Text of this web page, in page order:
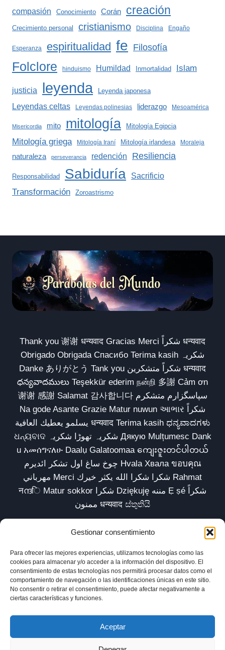
Gestionar consentimiento
Para ofrecer las mejores experiencias, utilizamos tecnologías como las
cookies para almacenar y/o acceder a la información del dispositivo. El
consentimiento de estas tecnologías nos permitirá procesar datos como el
comportamiento de navegación o las identificaciones únicas en este sitio.
No consentir o retirar el consentimiento, puede afectar negativamente a
ciertas características y funciones.
Aceptar
compasión Conocimiento Corán creación
Crecimiento personal cristianismo Disciplina Engaño
Esperanza espiritualidad fe Filosofía
Folclore hinduismo Humildad Inmortalidad Islam
justicia leyenda Leyenda japonesa
Leyendas celtas Leyendas polinesias liderazgo Mesoamérica
Misericordia mito mitología Mitología Egipcia
Mitología griega Mitología Iraní Mitología irlandesa Moraleja
naturaleza perseverancia redención Resiliencia
Responsabilidad Sabiduría Sacrificio
Transformación Zoroastrismo
Thank you 谢谢 धन्यवाद Gracias Merci شكراً धन्यवाद
Obrigado Obrigada Спасибо Terima kasih شکریہ
Danke ありがとう Tank you شكراً متشكرين धन्यवाद
ధన్యవాదములు Teşekkür ederim நன்றி 多謝 Cảm ơn
谢谢 感謝 Salamat 감사합니다 سپاسگزارم متشکرم
Na gode Asante Grazie Matur nuwun આભાર شكراً
يسلمو يعطيك العافية धन्यवाद Terima kasih ಧನ್ಯವಾದಗಳು
ଧନ୍ୟବାଦ شکریہ تھوڑا شکریہ Дякую Mulțumesc Dank
u አመሰግናለሁ Daalụ Galatoomaa ကျေးဇူးတင်ပါတယ်
چوخ ساغ اول تشکر ائدیرم Hvala Хвала ขอบคุณ
مهرباني Merci شكرا شكرا الله يكثر خيرك Rahmat
नന്ദि Matur sokkor شكرا Dziękuję مننه Ẹ ṣé شكراً
ممنون धन्यवाद ස්තුතියි
Inicio Biblioteca Parábolas TV
Comunidad
Esencia
Blog
Política de privacidad
Aviso legal
Política de cookies (UE)